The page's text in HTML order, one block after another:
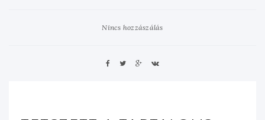
Nincs hozzászálás